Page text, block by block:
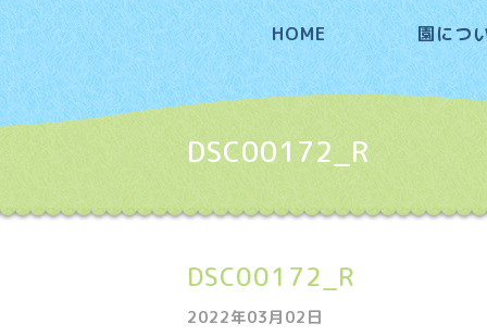
HOME 園につ
DSC00172_R
DSC00172_R
2022年03月02日